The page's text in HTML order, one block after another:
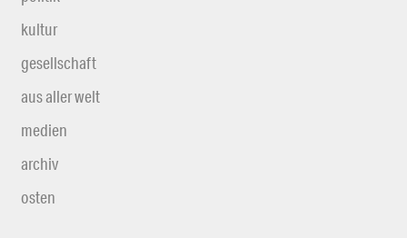
kultur
gesellschaft
aus aller welt
medien
archiv
osten